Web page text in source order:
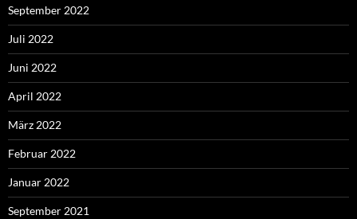
September 2022
Juli 2022
Juni 2022
April 2022
März 2022
Februar 2022
Januar 2022
September 2021